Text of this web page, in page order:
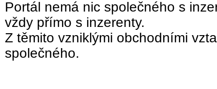
Portál nemá nic společného s
vždy přímo s inzerenty.
Z těmito vzniklými obchodními
společného.